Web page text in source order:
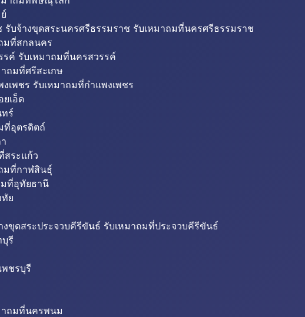
บจ้างขุดสระนครศรีธรรมราช รับเหมาถมที่นครศรีธรรมราช
มที่สกลนคร
รค์ รับเหมาถมที่นครสวรรค์
ถมที่ศรีสะเกษ
เพชร รับเหมาถมที่กำแพงเพชร
ยเอ็ด
ร์
ที่อุตรดิตถ์
สระแก้ว
มที่กาฬสินธุ์
มที่อุทัยธานี
ย
ขุดสระประจวบคีรีขันธ์ รับเหมาถมที่ประจวบคีรีขันธ์
รี
พชรบุรี
าถมที่นครพนม